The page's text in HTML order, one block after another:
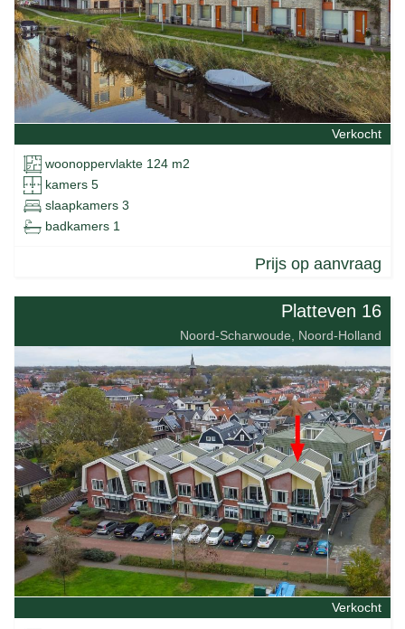
Verkocht
woonoppervlakte 124 m2
kamers 5
slaapkamers 3
badkamers 1
Prijs op aanvraag
Platteven 16
Noord-Scharwoude, Noord-Holland
Verkocht